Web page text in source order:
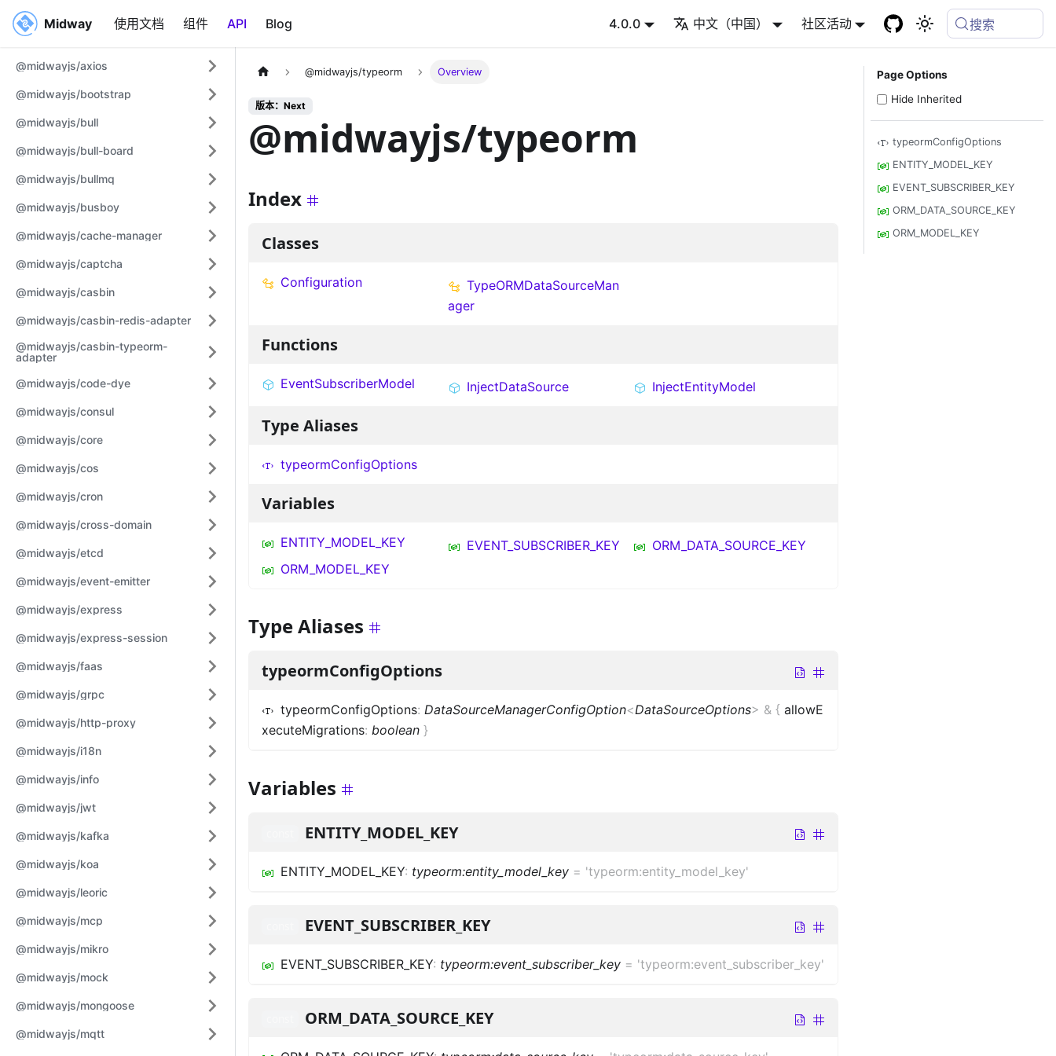
Midway 使用文档 组件 API Blog 4.0.0 中文（中国） 社区活动 搜索
Midway
@midwayjs/axios
@midwayjs/bootstrap
@midwayjs/bull
@midwayjs/bull-board
@midwayjs/bullmq
@midwayjs/busboy
@midwayjs/cache-manager
@midwayjs/captcha
@midwayjs/casbin
@midwayjs/casbin-redis-adapter
@midwayjs/casbin-typeorm-
adapter
@midwayjs/code-dye
@midwayjs/consul
@midwayjs/core
@midwayjs/cos
@midwayjs/cron
@midwayjs/cross-domain
@midwayjs/etcd
@midwayjs/event-emitter
@midwayjs/express
@midwayjs/express-session
@midwayjs/faas
@midwayjs/grpc
@midwayjs/http-proxy
@midwayjs/i18n
@midwayjs/info
@midwayjs/jwt
@midwayjs/kafka
@midwayjs/koa
@midwayjs/leoric
@midwayjs/mcp
@midwayjs/mikro
@midwayjs/mock
@midwayjs/mongoose
@midwayjs/mqtt
@midwayjs/typeorm Overview
版本：Next
@midwayjs/typeorm
Index
Classes
Configuration
TypeORMDataSourceMan
ager
Functions
EventSubscriberModel InjectDataSource InjectEntityModel
Type Aliases
typeormConfigOptions
Variables
ENTITY_MODEL_KEY EVENT_SUBSCRIBER_KEY
ORM_DATA_SOURCE_KEY
ORM_MODEL_KEY
Type Aliases
typeormConfigOptions
typeormConfigOptions: DataSourceManagerConfigOption<DataSourceOptions> & { allowE
xecuteMigrations: boolean }
Variables
ENTITY_MODEL_KEY
ENTITY_MODEL_KEY: typeorm:entity_model_key = 'typeorm:entity_model_key'
EVENT_SUBSCRIBER_KEY
EVENT_SUBSCRIBER_KEY: typeorm:event_subscriber_key = 'typeorm:event_subscriber_key'
ORM_DATA_SOURCE_KEY
Page Options
Hide Inherited
typeormConfigOptions
ENTITY_MODEL_KEY
EVENT_SUBSCRIBER_KEY
ORM_DATA_SOURCE_KEY
ORM_MODEL_KEY